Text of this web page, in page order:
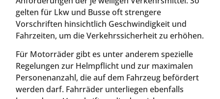
gelten für Lkw und Busse oft strengere
Vorschriften hinsichtlich Geschwindigkeit und
Fahrzeiten, um die Verkehrssicherheit zu erhöhen.
Für Motorräder gibt es unter anderem spezielle
Regelungen zur Helmpflicht und zur maximalen
Personenanzahl, die auf dem Fahrzeug befördert
werden darf. Fahrräder unterliegen ebenfalls